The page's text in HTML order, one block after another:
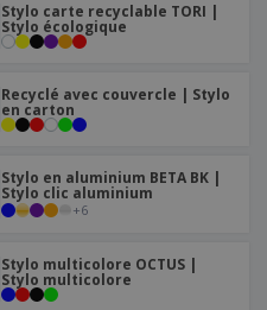
Stylo carte recyclable TORI |
Stylo écologique
Recyclé avec couvercle | Stylo
en carton
Stylo en aluminium BETA BK |
Stylo clic aluminium
+6
Stylo multicolore OCTUS |
Stylo multicolore